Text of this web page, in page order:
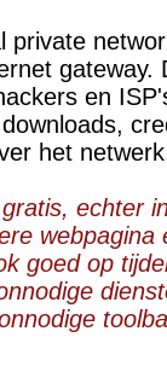
private
gateway.
en
het
echter
webpagina
goed op